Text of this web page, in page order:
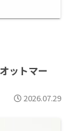
2026.07.29